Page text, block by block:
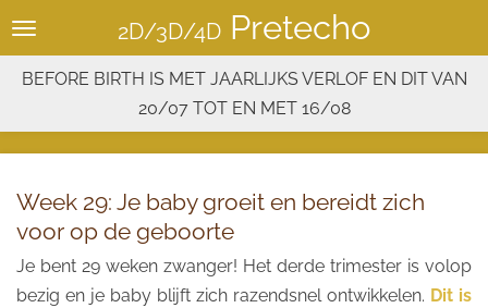
Ga
direct
naar
2D/3D/4D Pretecho
BEFORE BIRTH IS MET JAARLIJKS VERLOF EN DIT VAN
20/07 TOT EN MET 16/08
Week 29: Je baby groeit en bereidt zich
voor op de geboorte
Je bent 29 weken zwanger! Het derde trimester is volop
bezig en je baby blijft zich razendsnel ontwikkelen. Dit is